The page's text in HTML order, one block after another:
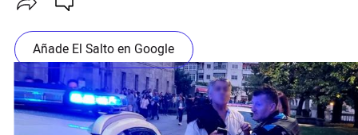
Añade El Salto en Google